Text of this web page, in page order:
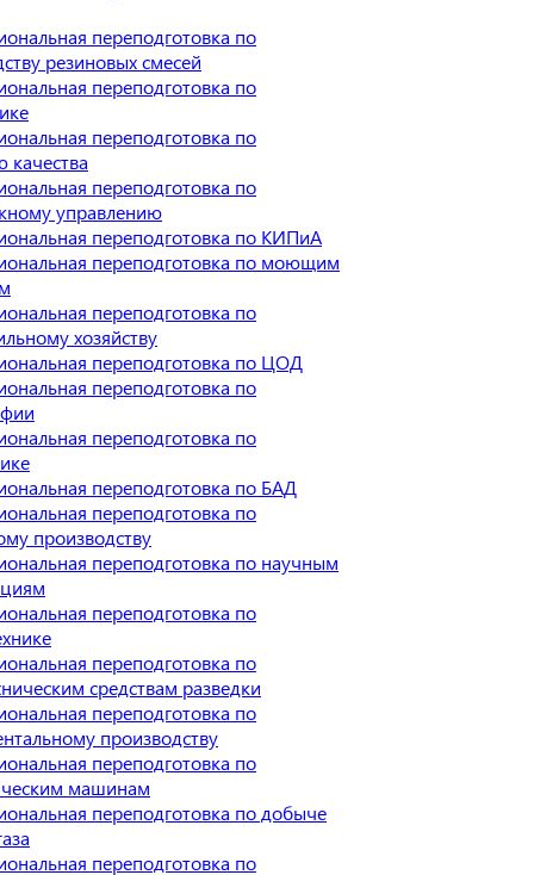
переподготовка по
резиновых смесей
переподготовка по
переподготовка по
качества
переподготовка по
управлению
переподготовка по КИПиА
переподготовка по моющим
переподготовка по
хозяйству
переподготовка по ЦОД
переподготовка по
переподготовка по
переподготовка по БАД
переподготовка по
производству
переподготовка по научным
переподготовка по
переподготовка по
средствам разведки
переподготовка по
производству
переподготовка по
машинам
переподготовка по добыче
переподготовка по